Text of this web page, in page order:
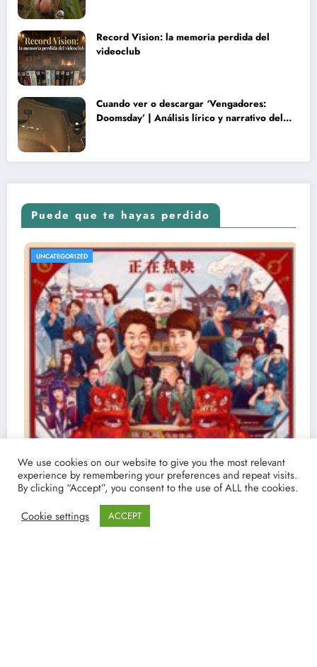
Record Vision: la memoria perdida del
videoclub
Cuando ver o descargar ‘Vengadores:
Doomsday’ | Análisis lírico y narrativo del
Puede que te hayas perdido
UNCATEGORIZED
We use cookies on our website to give you the most relevant
experience by remembering your preferences and repeat visits.
By clicking “Accept”, you consent to the use of ALL the cookies.
Cookie settings
ACCEPT